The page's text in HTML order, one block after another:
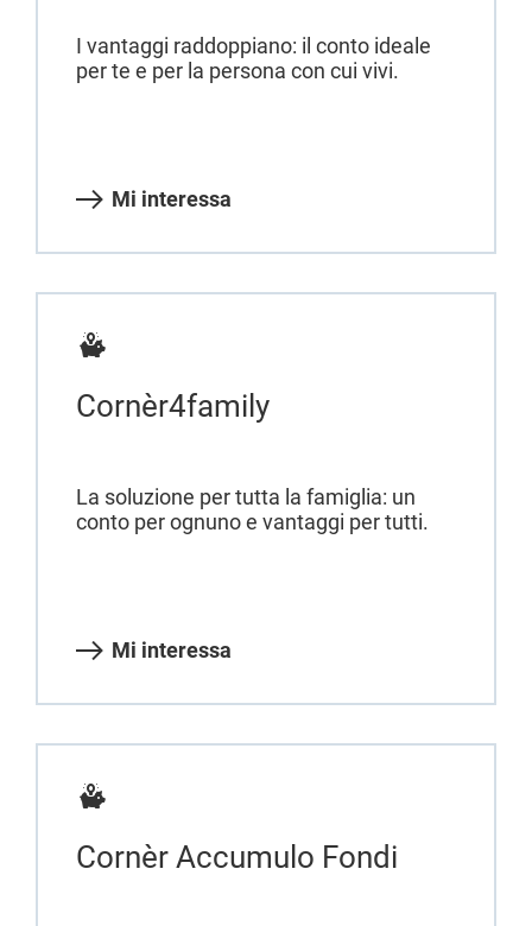
I vantaggi raddoppiano: il conto ideale
per te e per la persona con cui vivi.
Mi interessa
Cornèr4family
La soluzione per tutta la famiglia: un
conto per ognuno e vantaggi per tutti.
Mi interessa
Cornèr Accumulo Fondi